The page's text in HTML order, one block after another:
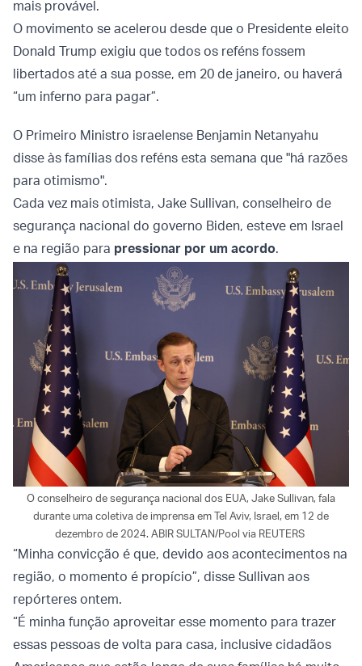
mais provável.
O movimento se acelerou desde que o Presidente eleito
Donald Trump exigiu que todos os reféns fossem
libertados até a sua posse, em 20 de janeiro, ou haverá
“um inferno para pagar”.
O Primeiro Ministro israelense Benjamin Netanyahu
disse às famílias dos reféns esta semana que "há razões
para otimismo".
Cada vez mais otimista, Jake Sullivan, conselheiro de
segurança nacional do governo Biden, esteve em Israel
e na região para pressionar por um acordo.
O conselheiro de segurança nacional dos EUA, Jake Sullivan, fala
durante uma coletiva de imprensa em Tel Aviv, Israel, em 12 de
dezembro de 2024. ABIR SULTAN/Pool via REUTERS
“Minha convicção é que, devido aos acontecimentos na
região, o momento é propício”, disse Sullivan aos
repórteres ontem.
“É minha função aproveitar esse momento para trazer
essas pessoas de volta para casa, inclusive cidadãos